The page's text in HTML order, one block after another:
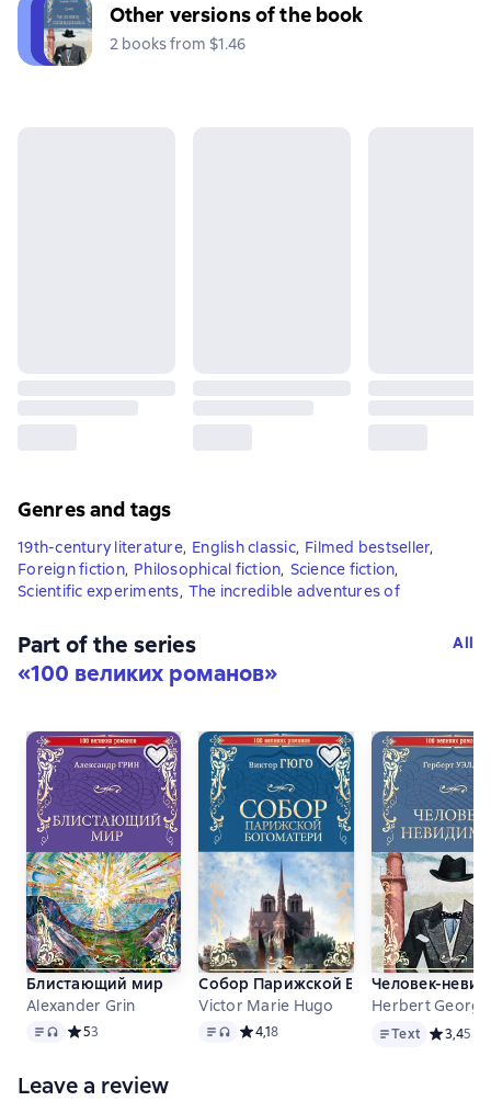
Other versions of the book
2 books from $1.46
Genres and tags
19th-century literature, English classic, Filmed bestseller,
Foreign fiction, Philosophical fiction, Science fiction,
Scientific experiments, The incredible adventures of
Part of the series
«100 великих романов»
All
Блистающий мир
Alexander Grin
Text, audio format available
Средний рейтинг 5 на основе 3 оценок
53
Собор Парижской Богоматери
Victor Marie Hugo
Text, audio format available
Средний рейтинг 4,1 на основе 8
4,18
Человек-
Herbert George
TextText Средний
3,45
Leave a review